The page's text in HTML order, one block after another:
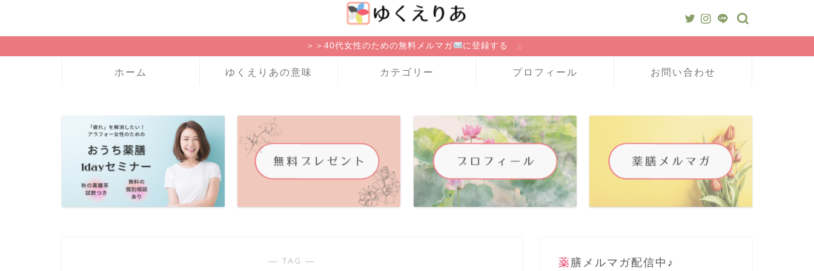
＞＞40代女性のための無料メルマガ に登録する
ホーム ゆくえりあの意味 カテゴリー プロフィール お問い合わせ
― TAG ― 薬膳メルマガ配信中♪